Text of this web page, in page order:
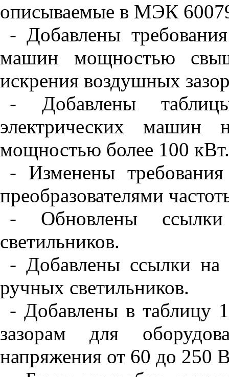
описываемые в МЭК
- Добавлены
машин мощностью
искрения воздушных
- Добавлены
электрических
мощностью более 100 кВт.
- Изменены
преобразователями
- Обновлены
светильников.
- Добавлены ссылки
ручных светильников.
- Добавлены в таблицу
зазорам для
напряжения от 60 до 250